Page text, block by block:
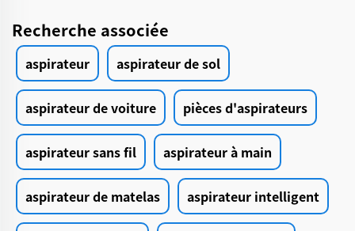
Recherche associée
aspirateur aspirateur de sol
aspirateur de voiture pièces d'aspirateurs
aspirateur sans fil aspirateur à main
aspirateur de matelas aspirateur intelligent